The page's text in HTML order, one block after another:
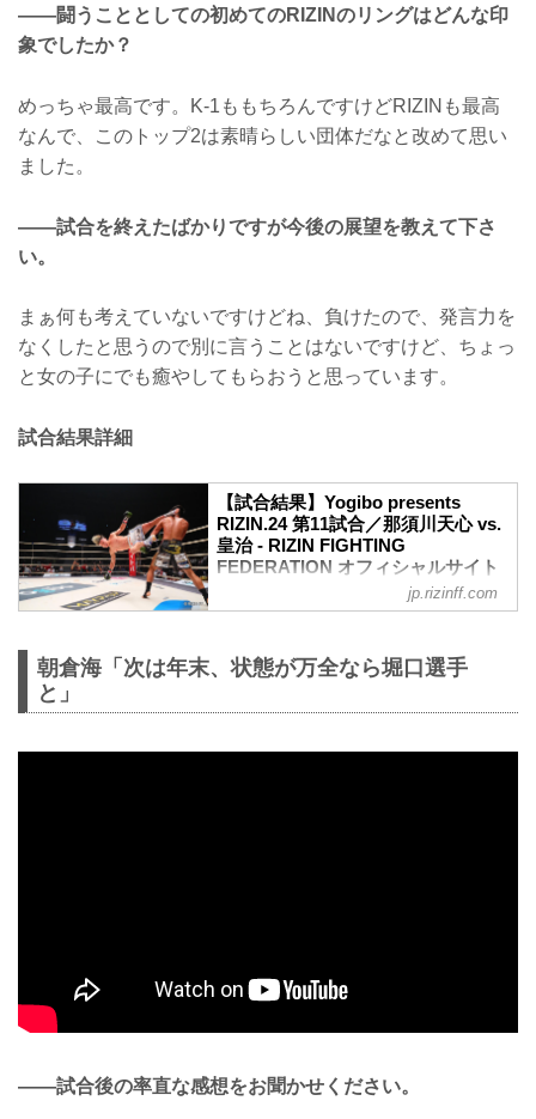
——闘うこととしての初めてのRIZINのリングはどんな印
象でしたか？
めっちゃ最高です。K-1ももちろんですけどRIZINも最高
なんで、このトップ2は素晴らしい団体だなと改めて思い
ました。
——試合を終えたばかりですが今後の展望を教えて下さ
い。
まぁ何も考えていないですけどね、負けたので、発言力を
なくしたと思うので別に言うことはないですけど、ちょっ
と女の子にでも癒やしてもらおうと思っています。
試合結果詳細
【試合結果】Yogibo presents
RIZIN.24 第11試合／那須川天心 vs.
皇治 - RIZIN FIGHTING
FEDERATION オフィシャルサイト
試合結果
3R 判定 （3-0）
ツーを打ち皇治が...
jp.rizinff.com
朝倉海「次は年末、状態が万全なら堀口選手
と」
——試合後の率直な感想をお聞かせください。